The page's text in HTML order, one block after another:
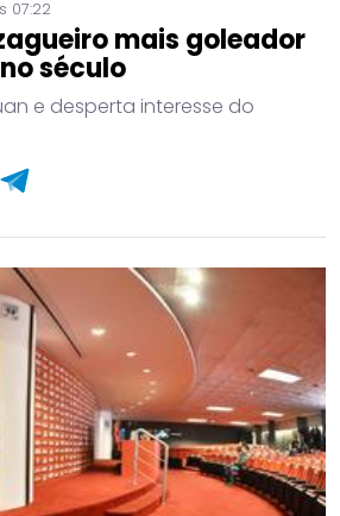
07:22
mais goleador
século
e desperta interesse do